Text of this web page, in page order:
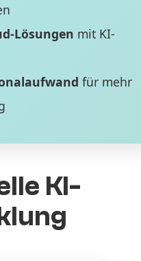
Lösungen mit KI-
für mehr
KI-